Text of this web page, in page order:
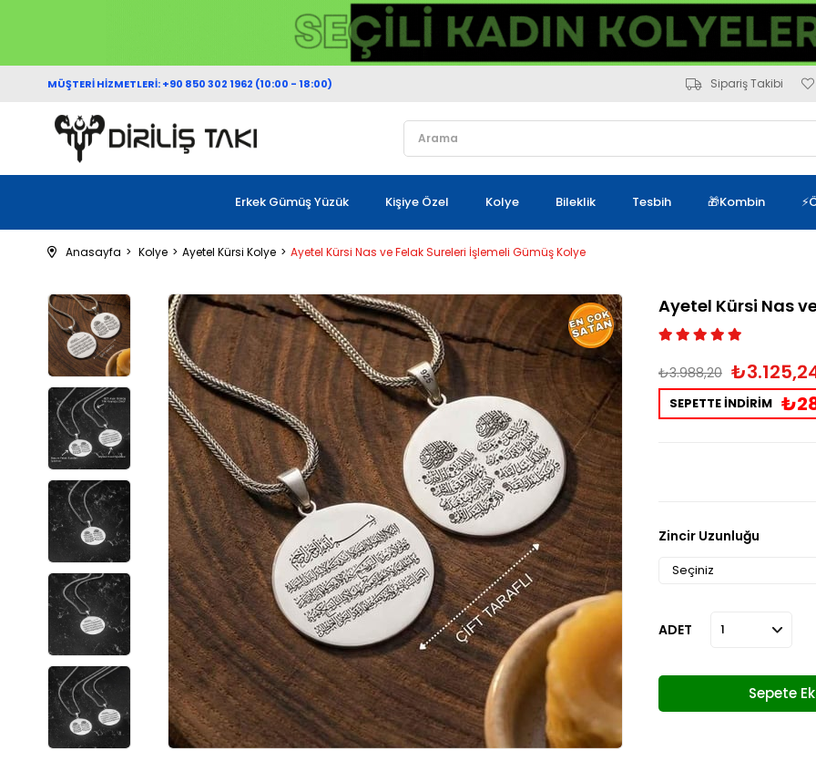
MÜŞTERİ HİZMETLERİ: +90 850 302 1962 (10:00 - 18:00) Sipariş Takibi
Erkek Gümüş Yüzük Kişiye Özel Kolye Bileklik Tesbih 🎁Kombin
Anasayfa Kolye Ayetel Kürsi Kolye Ayetel Kürsi Nas ve Felak Sureleri İşlemeli Gümüş Kolye
Ayetel Kürsi Nas
₺3.988,20
SEPETTE İNDİRİM
Zincir Uzunluğu
ADET